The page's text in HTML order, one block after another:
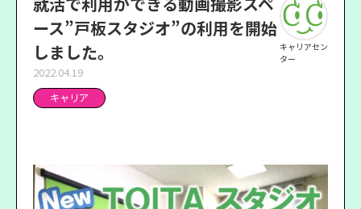
ース”戸板スタジオ”の利用を開始
しました。
2022.04.19
キャリア
キャリアセン
ター